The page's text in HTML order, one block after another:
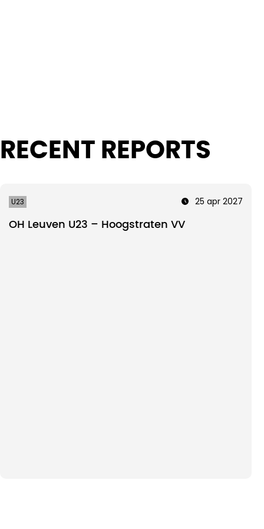
RECENT REPORTS
U23 25 apr 2027
OH Leuven U23 – Hoogstraten VV